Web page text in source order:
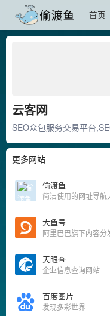
首页
云客网
SEO众包服务交易平台
更多网站
偷渡鱼
简洁使用的网址导航
大鱼号
阿里巴巴旗下内容分
天眼查
企业信息查询网站
百度图片
发现多彩世界